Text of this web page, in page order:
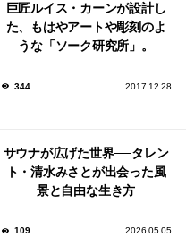
巨匠ルイス・カーンが設計し
た、もはやアートや彫刻のよ
うな「ソーク研究所」。
344 2017.12.28
サウナが広げた世界──タレン
ト・清水みさとが出会った風
景と自由な生き方
109 2026.05.05